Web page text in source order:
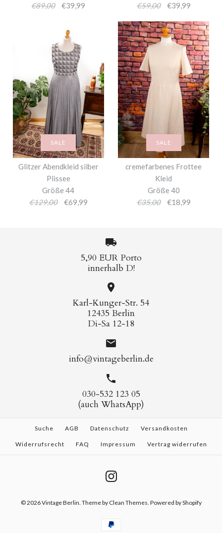
€89,00
€39,99
€59,00
€39,99
SALE
Glitzer Abendkleid silber
Plissee
Größe 44
€129,00
€69,99
SALE
cremefarbenes Frottee
Kleid
Größe 40
€35,00
€18,99
5,90 EUR Porto
innerhalb D!
Karl-Kunger-Str. 54
12435 Berlin
Di-Sa 12-18
info@vintageberlin.de
030-532 123 05
(auch WhatsApp)
Suche AGB Datenschutz Versandkosten
Widerrufsrecht FAQ Impressum Vertrag widerrufen
© 2026Vintage Berlin. Theme by Clean Themes. Powered by Shopify